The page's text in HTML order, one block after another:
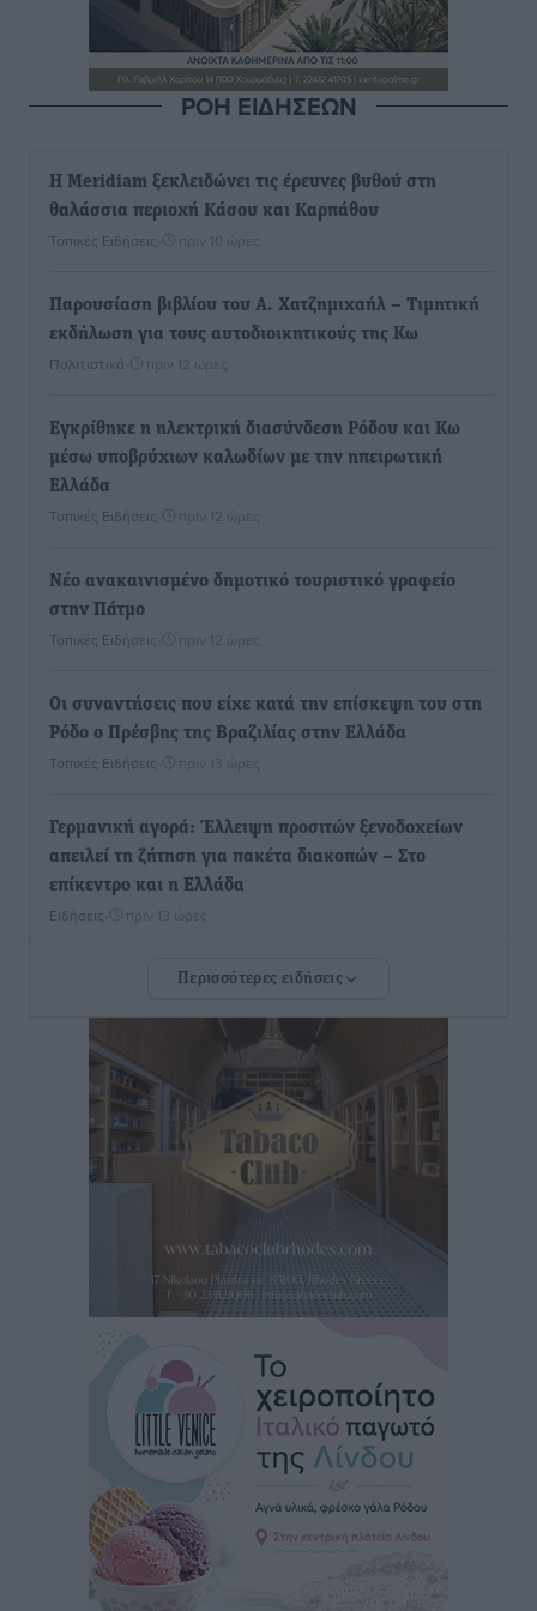
ΡΟΗ ΕΙΔΗΣΕΩΝ
Η Meridiam ξεκλειδώνει τις έρευνες βυθού στη
θαλάσσια περιοχή Κάσου και Καρπάθου
Τοπικές Ειδήσεις πριν 10 ώρες
Παρουσίαση βιβλίου του Α. Χατζημιχαήλ – Τιμητική
εκδήλωση για τους αυτοδιοικητικούς της Κω
Πολιτιστικά πριν 12 ώρες
Εγκρίθηκε η ηλεκτρική διασύνδεση Ρόδου και Κω
μέσω υποβρύχιων καλωδίων με την ηπειρωτική
Ελλάδα
Τοπικές Ειδήσεις πριν 12 ώρες
Νέο ανακαινισμένο δημοτικό τουριστικό γραφείο
στην Πάτμο
Τοπικές Ειδήσεις πριν 12 ώρες
Οι συναντήσεις που είχε κατά την επίσκεψη του στη
Ρόδο ο Πρέσβης της Βραζιλίας στην Ελλάδα
Τοπικές Ειδήσεις πριν 13 ώρες
Γερμανική αγορά: Έλλειψη προσιτών ξενοδοχείων
απειλεί τη ζήτηση για πακέτα διακοπών – Στο
επίκεντρο και η Ελλάδα
Ειδήσεις πριν 13 ώρες
Νέο ξενοδοχείο στη Ρόδο για την H Hotels –
στην Κω
Τοπικές Ειδήσεις πριν 13 ώρες
Αυτοκίνητο μπήκε παράνομα σε μονόδρομο στο
Μαστιχάρι – Αναποδογύρισε όχημα με μητέρα και
“Η Ευρώπη αντιμετώπιζε το προσφυγικό σαν ταινία
τρόμου” – Η συγκλονιστική μαρτυρία της Χαρούλας
Γιασιράνη στον RV για τα γεγονότα που οδήγησαν στο
Σύμφωνο της Λέρου
Τοπικές Ειδήσεις πριν 14 ώρες
Συναυλία με τον Γιάννη Κότσιρα στις 21 Αυγούστου
Πολιτιστικά• πριν 14 ώρες
Έκτακτη συνεδρίαση της Δημοτικής Επιτροπής Ρόδου
αύριο Παρασκευή 7 Αυγούστου
Περισσότερες ειδήσεις